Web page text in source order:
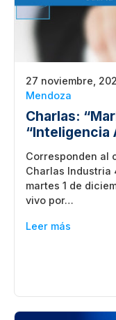
27 noviembre,
Mendoza
Charlas:
Corresponden al
Charlas Industria
martes 1 de
vivo por…
Leer más